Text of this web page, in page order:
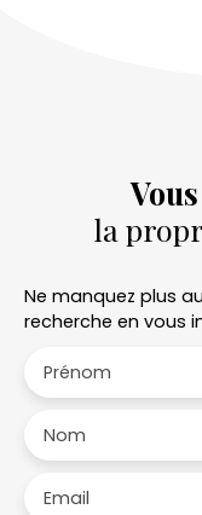
la
Ne manquez plus
recherche en vous
Prénom
Nom
Email